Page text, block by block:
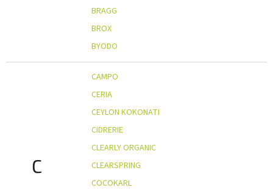
BRAGG
BROX
BYODO
C
CAMPO
CERIA
CEYLON KOKONATI
CIDRERIE
CLEARLY ORGANIC
CLEARSPRING
COCOKARL